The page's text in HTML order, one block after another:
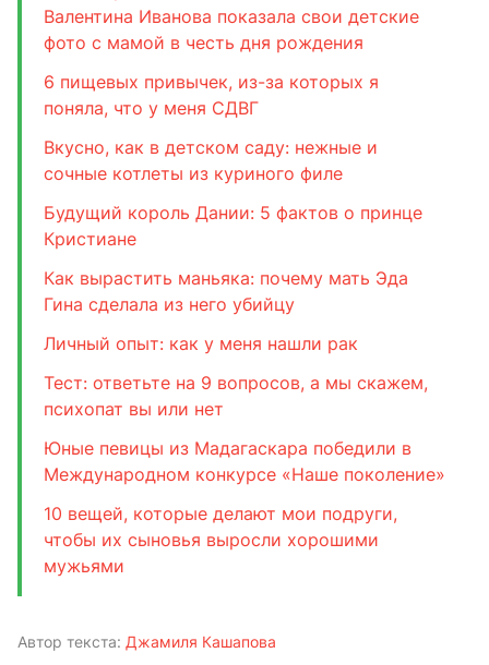
Валентина Иванова показала свои детские
фото с мамой в честь дня рождения
6 пищевых привычек, из-за которых я
поняла, что у меня СДВГ
Вкусно, как в детском саду: нежные и
сочные котлеты из куриного филе
Будущий король Дании: 5 фактов о принце
Кристиане
Как вырастить маньяка: почему мать Эда
Гина сделала из него убийцу
Личный опыт: как у меня нашли рак
Тест: ответьте на 9 вопросов, а мы скажем,
психопат вы или нет
Юные певицы из Мадагаскара победили в
Международном конкурсе «Наше поколение»
10 вещей, которые делают мои подруги,
чтобы их сыновья выросли хорошими
мужьями
Автор текста: Джамиля Кашапова